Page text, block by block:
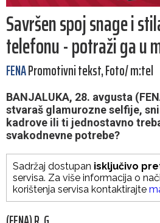
Savršen spoj snage i
telefonu - potraži ga u
FENAPromotivni tekst, Foto/ m:tel
BANJALUKA, 28. avgusta
stvaraš glamurozne selfije,
kadrove ili ti jednostavno
svakodnevne potrebe?
Sadržaj dostupan isključivo
servisa. Za više informacija o
korištenja servisa kontaktirajte